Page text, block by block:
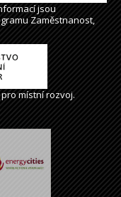
jsou
Zaměstnanost,
místní rozvoj.